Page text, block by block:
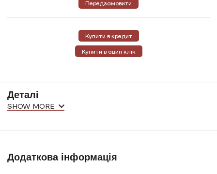
Передзамовити
Купити в кредит
Купити в один клік
Деталі
SHOW MORE
Додаткова інформація